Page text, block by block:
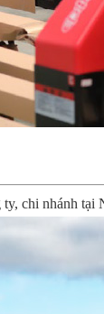
ty, chi nhánh